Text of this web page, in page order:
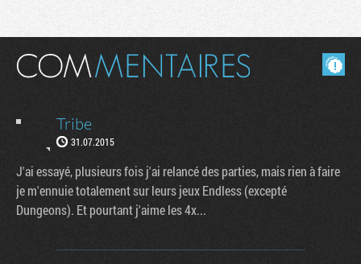
Masquer les commentaires lus.
Tribe
31.07.2015
J'ai essayé, plusieurs fois j'ai relancé des parties, mais rien à faire
je m'ennuie totalement sur leurs jeux Endless (excepté
Dungeons). Et pourtant j'aime les 4x...